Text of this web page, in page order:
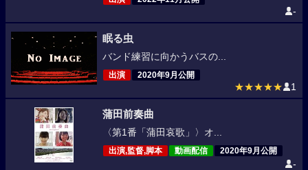
-
眠る虫
バンド練習に向かうバスの...
出演 2020年9月公開
★★★★★ 1
蒲田前奏曲
〈第1番「蒲田哀歌」〉オ...
出演,監督,脚本 動画配信 2020年9月公開
-